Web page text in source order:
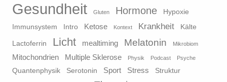
Gesundheit Gluten Hormone
Hypoxie
Immunsystem
Intro Ketose Kontext Krankheit Kälte
Lactoferrin Licht mealtiming Melatonin Mikrobiom
Mitochondrien Multiple Sklerose Physik Podcast Psyche
Quantenphysik Serotonin Sport Stress Struktur